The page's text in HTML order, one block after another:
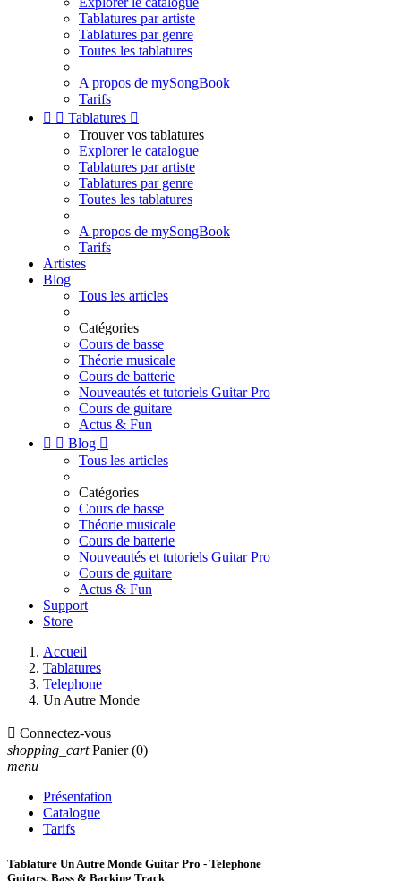
Tablatures par artiste
Tablatures par genre
Toutes les tablatures
A propos de mySongBook
Tarifs
  Tablatures 
Trouver vos tablatures
Explorer le catalogue
Tablatures par artiste
Tablatures par genre
Toutes les tablatures
A propos de mySongBook
Tarifs
Artistes
Blog
Tous les articles
Catégories
Cours de basse
Théorie musicale
Cours de batterie
Nouveautés et tutoriels Guitar Pro
Cours de guitare
Actus & Fun
  Blog 
Tous les articles
Catégories
Cours de basse
Théorie musicale
Cours de batterie
Nouveautés et tutoriels Guitar Pro
Cours de guitare
Actus & Fun
Support
Store
Accueil
Tablatures
Telephone
Un Autre Monde
 Connectez-vous
shopping_cart Panier (0)
menu
Présentation
Catalogue
Tarifs
Tablature Un Autre Monde Guitar Pro - Telephone
Guitars, Bass & Backing Track